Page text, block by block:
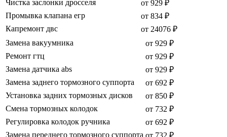
Чистка заслонки дросселя
от 929 ₽
Промывка клапана егр
от 834 ₽
Капремонт двс
от 24076 ₽
Замена вакуумника
от 929 ₽
Ремонт гтц
от 929 ₽
Замена датчика abs
от 929 ₽
Замена заднего тормозного суппорта
от 692 ₽
Установка задних тормозных дисков
от 850 ₽
Смена тормозных колодок
от 732 ₽
Регулировка колодок ручника
от 692 ₽
Замена переднего тормозного суппорта